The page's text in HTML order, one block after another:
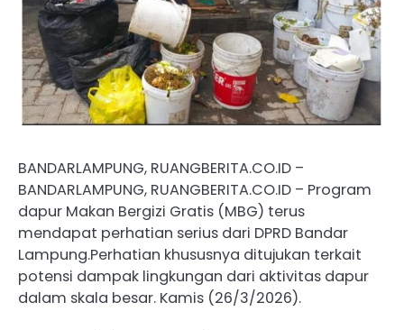
BANDARLAMPUNG, RUANGBERITA.CO.ID –
BANDARLAMPUNG, RUANGBERITA.CO.ID – Program
dapur Makan Bergizi Gratis (MBG) terus
mendapat perhatian serius dari DPRD Bandar
Lampung.Perhatian khususnya ditujukan terkait
potensi dampak lingkungan dari aktivitas dapur
dalam skala besar. Kamis (26/3/2026).